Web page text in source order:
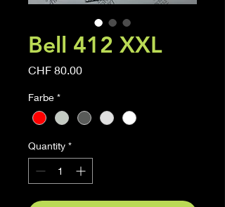
Bell 412 XXL
CHF 80.00Price
Farbe *
Quantity *